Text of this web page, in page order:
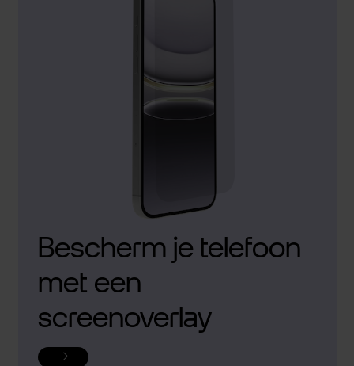
Bescherm je telefoon
met een
screenoverlay